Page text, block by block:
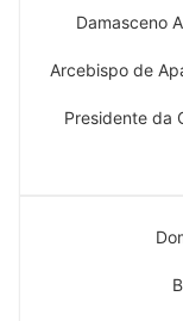
Damasceno
Arcebispo de
Presidente da